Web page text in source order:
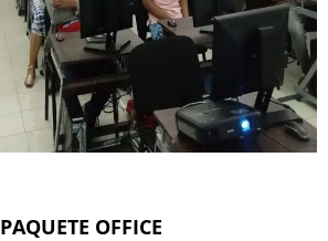
PAQUETE OFFICE